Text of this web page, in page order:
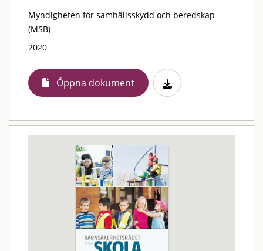
Myndigheten för samhällsskydd och beredskap
(MSB)
2020
Öppna dokument